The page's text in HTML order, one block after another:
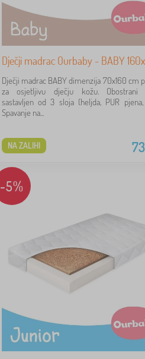
Dječji madrac Ourbaby - BABY
Dječji madrac BABY dimenzija 70x160 cm
za osjetljivu dječju kožu. Obostrani
sastavljen od 3 sloja (heljda, PUR pjena,
Spavanje na...
NA ZALIHI
-5%